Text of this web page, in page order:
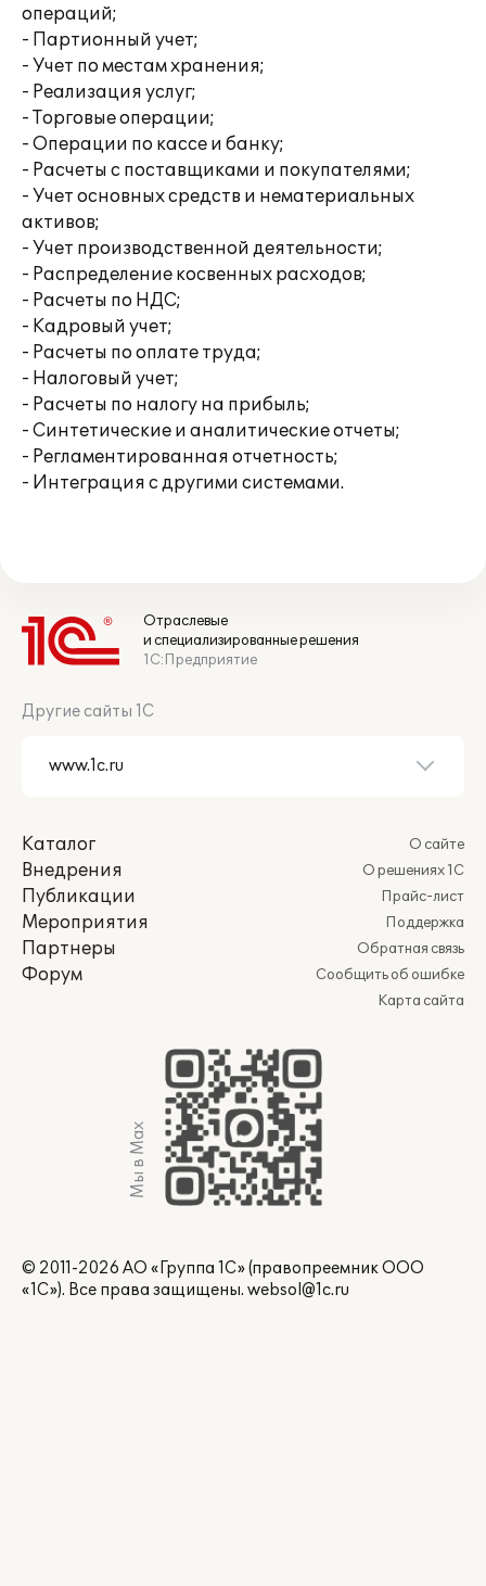
операций;
- Партионный учет;
- Учет по местам хранения;
- Реализация услуг;
- Торговые операции;
- Операции по кассе и банку;
- Расчеты с поставщиками и покупателями;
- Учет основных средств и нематериальных
активов;
- Учет производственной деятельности;
- Распределение косвенных расходов;
- Расчеты по НДС;
- Кадровый учет;
- Расчеты по оплате труда;
- Налоговый учет;
- Расчеты по налогу на прибыль;
- Синтетические и аналитические отчеты;
- Регламентированная отчетность;
- Интеграция с другими системами.
Отраслевые
и специализированные решения
1С:Предприятие
Другие сайты 1С
Каталог
Внедрения
Публикации
Мероприятия
Партнеры
Форум
О сайте
О решениях 1С
Прайс-лист
Поддержка
Обратная связь
Сообщить об ошибке
Карта сайта
Мы в Max
© 2011-2026 АО «Группа 1С» (правопреемник ООО
«1С»). Все права защищены. websol@1c.ru